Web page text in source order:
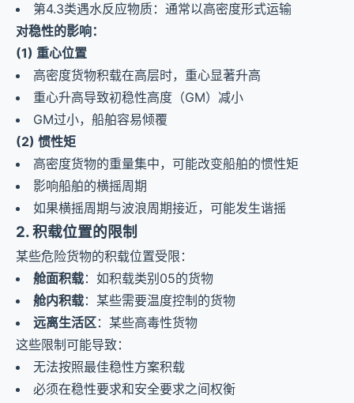
第4.3类遇水反应物质：通常以高密度形式运输
对稳性的影响：
(1) 重心位置
高密度货物积载在高层时，重心显著升高
重心升高导致初稳性高度（GM）减小
GM过小，船舶容易倾覆
(2) 惯性矩
高密度货物的重量集中，可能改变船舶的惯性矩
影响船舶的横摇周期
如果横摇周期与波浪周期接近，可能发生谐摇
2. 积载位置的限制
某些危险货物的积载位置受限：
舱面积载：如积载类别05的货物
舱内积载：某些需要温度控制的货物
远离生活区：某些高毒性货物
这些限制可能导致：
无法按照最佳稳性方案积载
必须在稳性要求和安全要求之间权衡